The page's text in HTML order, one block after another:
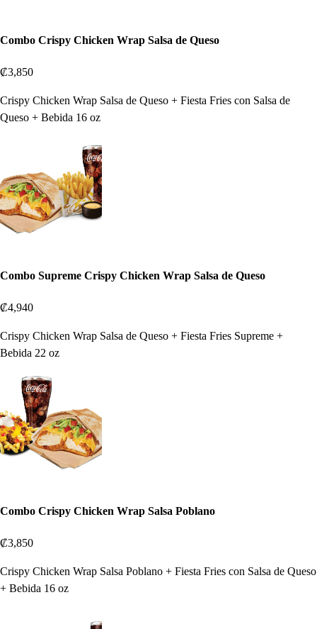
Combo Crispy Chicken Wrap Salsa de Queso
₡3,850
Crispy Chicken Wrap Salsa de Queso + Fiesta Fries con Salsa de
Queso + Bebida 16 oz
Combo Supreme Crispy Chicken Wrap Salsa de Queso
₡4,940
Crispy Chicken Wrap Salsa de Queso + Fiesta Fries Supreme +
Bebida 22 oz
Combo Crispy Chicken Wrap Salsa Poblano
₡3,850
Crispy Chicken Wrap Salsa Poblano + Fiesta Fries con Salsa de Queso
+ Bebida 16 oz